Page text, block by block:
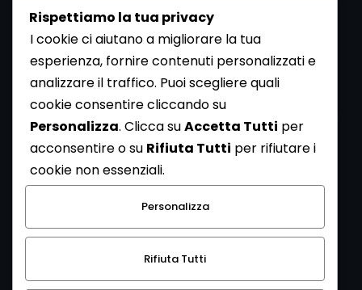
Newsletter
Se vuoi ricevere la Rivista gratuita di archeologia realizzata
dalla Redazione di ArcheoMedia iscriviti alla nostra
Newsletter [Clicca Qui]
Con l'invio del messaggio l'utente dichiara di aver letto
l’informativa sulla privacy e di acconsentire al trattamento
dei propri dati personali.
Rispettiamo la tua privacy
I cookie ci aiutano a migliorare la tua
esperienza, fornire contenuti personalizzati e
analizzare il traffico. Puoi scegliere quali
cookie consentire cliccando su
Personalizza. Clicca suAccetta Tutti per
acconsentire o su Rifiuta Tutti per rifiutare i
cookie non essenziali.
Personalizza
Rifiuta Tutti